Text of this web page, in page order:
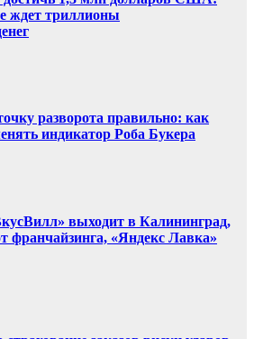
ждет триллионы
разворота правильно: как
индикатор Роба Букера
выходит в Калининград,
франчайзинга, «Яндекс Лавка»